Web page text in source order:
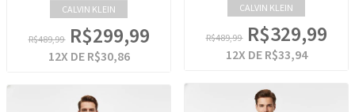
CALVIN KLEIN
R$489,99 R$299,99
12X DE R$30,86
CALVIN KLEIN
R$489,99 R$329,99
12X DE R$33,94